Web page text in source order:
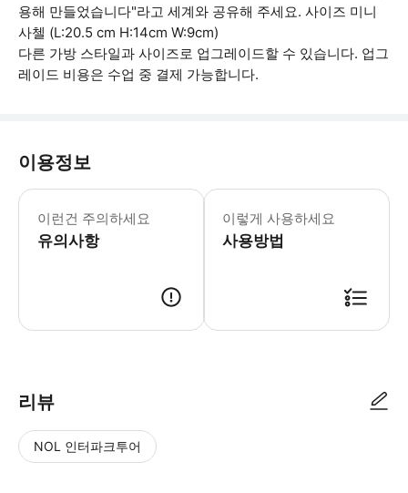
용해 만들었습니다"라고 세계와 공유해 주세요. 사이즈 미니
사첼 (L:20.5 cm H:14cm W:9cm)
다른 가방 스타일과 사이즈로 업그레이드할 수 있습니다. 업그
레이드 비용은 수업 중 결제 가능합니다.
이용정보
이런건 주의하세요
유의사항
사전 핸드백 제작 경험이 필요하지 않
이렇게 사용하세요
사용방법
리뷰
NOL 인터파크투어